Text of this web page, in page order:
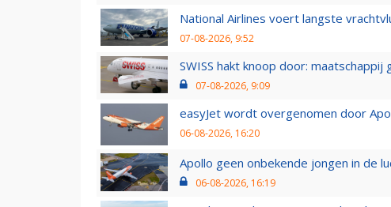
National Airlines voert langste
07-08-2026, 9:52
SWISS hakt knoop door:
07-08-2026, 9:09
easyJet wordt overgenomen door
06-08-2026, 16:20
Apollo geen onbekende jongen in de
06-08-2026, 16:19